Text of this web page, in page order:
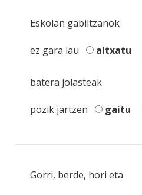
Eskolan gabiltzanok
ez gara lau altxatu
batera jolasteak
pozik jartzen gaitu
Gorri, berde, hori eta